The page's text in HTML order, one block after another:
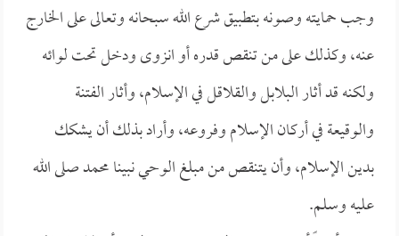
وجب حمايته وصونه بتطبيق شرع الله سبحانه وتعالى على الخارج
عنه، وكذلك على من تنقص قدره أو انزوى ودخل تحت لوائه
ولكنه قد أثار البلابل والقلاقل في الإسلام، وأثار الفتنة
والوقيعة في أركان الإسلام وفروعه، وأراد بذلك أن يشكك
بدين الإسلام، وأن يتنقص من مبلغ الوحي نبينا محمد صلى الله
عليه وسلم.